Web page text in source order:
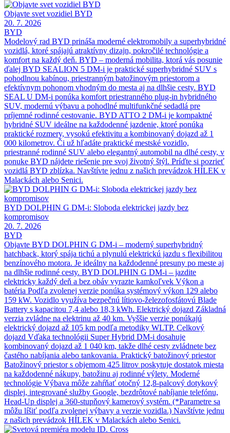
Objavte svet vozidiel BYD
20. 7. 2026
BYD
Modelový rad BYD prináša moderné elektromobily a superhybridné
vozidlá, ktoré spájajú atraktívny dizajn, pokročilé technológie a
komfort na každý deň. BYD – moderná mobilita, ktorá vás posunie
ďalej BYD SEALION 5 DM-i je praktické superhybridné SUV s
pohodlnou kabínou, priestranným batožinovým priestorom a
efektívnym pohonom vhodným do mesta aj na dlhšie cesty. BYD
SEAL U DM-i ponúka komfort priestranného plug-in hybridného
SUV, modernú výbavu a pohodlné multifunkčné sedadlá pre
príjemné rodinné cestovanie. BYD ATTO 2 DM-i je kompaktné
hybridné SUV ideálne na každodenné jazdenie, ktoré ponúka
praktické rozmery, vysokú efektivitu a kombinovaný dojazd až 1
000 kilometrov. Či už hľadáte praktické mestské vozidlo,
priestranné rodinné SUV alebo elegantný automobil na dlhé cesty, v
ponuke BYD nájdete riešenie pre svoj životný štýl. Príďte si pozrieť
vozidlá BYD zblízka. Navštívte jednu z našich prevádzok HÍLEK v
Malackách alebo Senici.
BYD DOLPHIN G DM-i: Sloboda elektrickej jazdy bez
kompromisov
20. 7. 2026
BYD
Objavte BYD DOLPHIN G DM-i – moderný superhybridný
hatchback, ktorý spája tichú a plynulú elektrickú jazdu s flexibilitou
benzínového motora. Je ideálny na každodenné presuny po meste aj
na dlhšie rodinné cesty. BYD DOLPHIN G DM-i – jazdite
elektricky každý deň a bez obáv vyrazte kamkoľvek Výkon a
batéria Podľa zvolenej verzie ponúka systémový výkon 129 alebo
159 kW. Vozidlo využíva bezpečnú lítiovo-železofosfátovú Blade
Battery s kapacitou 7,4 alebo 18,3 kWh. Elektrický dojazd Základná
verzia zvládne na elektrinu až 40 km. Vyššie verzie ponúkajú
elektrický dojazd až 105 km podľa metodiky WLTP. Celkový
dojazd Vďaka technológii Super Hybrid DM-i dosahuje
kombinovaný dojazd až 1 040 km, takže dlhé cesty zvládnete bez
častého nabíjania alebo tankovania. Praktický batožinový priestor
Batožinový priestor s objemom 425 litrov poskytuje dostatok miesta
na každodenné nákupy, batožinu aj rodinné výlety. Moderné
technológie Výbava môže zahŕňať otočný 12,8-palcový dotykový
displej, integrované služby Google, bezdrôtové nabíjanie telefónu,
Head-Up displej a 360-stupňový kamerový systém. (*Parametre sa
môžu líšiť podľa zvolenej výbavy a verzie vozidla.) Navštívte jednu
z našich prevádzok HÍLEK v Malackách alebo Senici.